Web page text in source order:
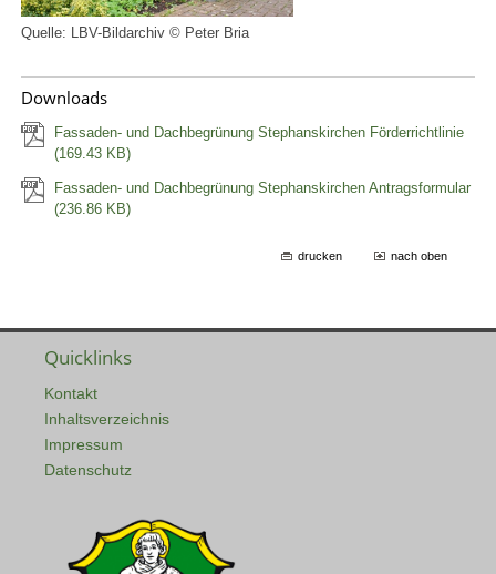
Quelle: LBV-Bildarchiv © Peter Bria
Downloads
Fassaden- und Dachbegrünung Stephanskirchen Förderrichtlinie
(169.43 KB)
Fassaden- und Dachbegrünung Stephanskirchen Antragsformular
(236.86 KB)
drucken nach oben
Quicklinks
Kontakt
Inhaltsverzeichnis
Impressum
Datenschutz